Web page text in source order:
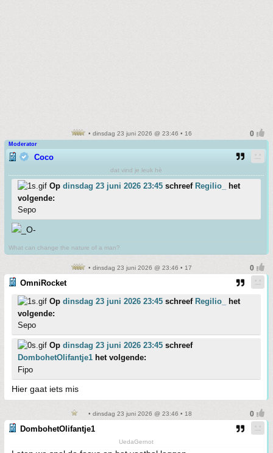
• dinsdag 23 juni 2026 @ 23:46 • 16
Moderator
Coco
dat vind je leuk hè
Op dinsdag 23 juni 2026 23:45 schreef Regilio_
het
volgende:
Sepo
What can change the nature of a man?
• dinsdag 23 juni 2026 @ 23:46 • 17
OmniRocket
Op dinsdag 23 juni 2026 23:45 schreef Regilio_
het
volgende:
Sepo
Op dinsdag 23 juni 2026 23:45 schreef
DombohetOlifantje1 het volgende:
Fipo
Hier gaat iets mis
• dinsdag 23 juni 2026 @ 23:46 • 18
DombohetOlifantje1
UedaGernot